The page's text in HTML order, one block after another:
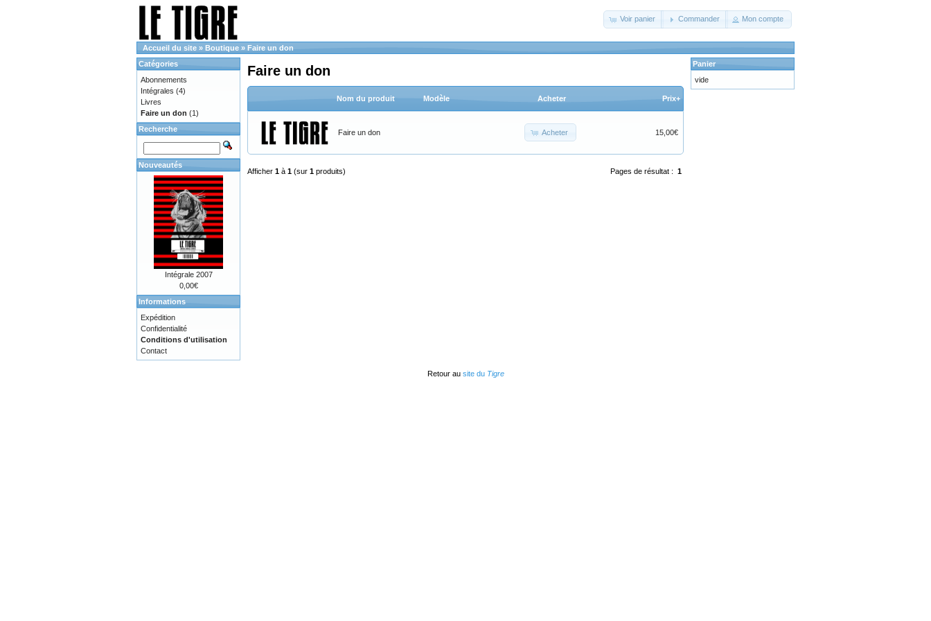
Voir panier Commander Mon compte
Accueil du site » Boutique » Faire un don
Faire un don
Nom du produit Modèle Acheter Prix+
Faire un don Acheter 15,00€
Pages de résultat : 1
Afficher 1 à 1 (sur 1 produits)
Catégories
Abonnements
Intégrales (4)
Livres
Faire un don (1)
Recherche
Nouveautés
Intégrale 2007
0,00€
Informations
Expédition
Confidentialité
Conditions d'utilisation
Contact
Panier
vide
Retour au site du Tigre